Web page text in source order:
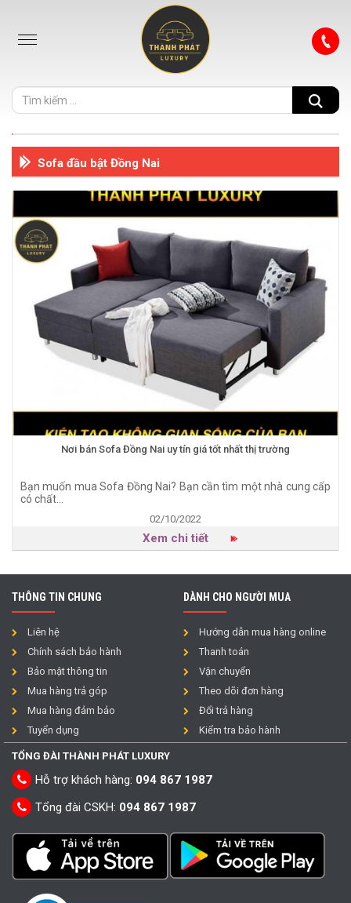
Sofa đầu bật Đồng Nai
Nơi bán Sofa Đồng Nai uy tín giá tốt nhất thị trường
Bạn muốn mua Sofa Đồng Nai? Bạn cần tìm một nhà cung cấp
có chất...
02/10/2022
Xem chi tiết
THÔNG TIN CHUNG
Liên hệ
Chính sách bảo hành
Bảo mật thông tin
Mua hàng trả góp
Mua hàng đảm bảo
Tuyển dụng
DÀNH CHO NGƯỜI MUA
Hướng dẫn mua hàng online
Thanh toán
Vận chuyển
Theo dõi đơn hàng
Đổi trả hàng
Kiểm tra bảo hành
TỔNG ĐÀI THÀNH PHÁT LUXURY
Hỗ trợ khách hàng: 094 867 1987
Tổng đài CSKH: 094 867 1987